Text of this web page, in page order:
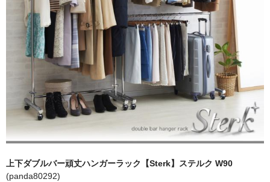
シェルフ・ラック
チェスト・キャビネット
メイクボックス・ドレッサー
お勧め商品
商品一覧
ご利用ガイド
上下ダブルバー頑丈ハンガーラック【Sterk】ステルク W90
(panda80292)